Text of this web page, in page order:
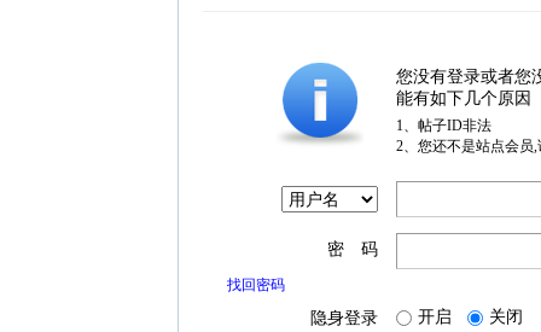
您没有登录或者您
能有如下几个原因
1、帖子ID非法
2、您还不是站点会员
密 码
找回密码
隐身登录 开启 关闭